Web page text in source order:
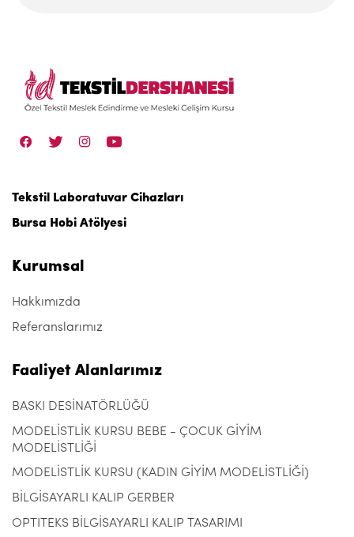
Tekstil Laboratuvar Cihazları
Bursa Hobi Atölyesi
Kurumsal
Hakkımızda
Referanslarımız
Faaliyet Alanlarımız
BASKI DESİNATÖRLÜĞÜ
MODELİSTLİK KURSU BEBE - ÇOCUK GİYİM
MODELİSTLİĞİ
MODELİSTLİK KURSU (KADIN GİYİM MODELİSTLİĞİ)
BİLGİSAYARLI KALIP GERBER
OPTITEKS BİLGİSAYARLI KALIP TASARIMI